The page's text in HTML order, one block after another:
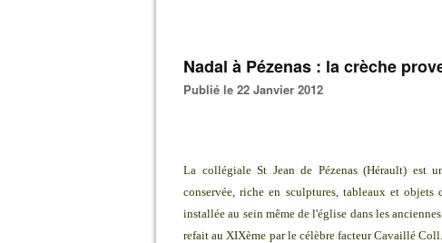
Nadal à Pézenas : la crèche
Publié le 22 Janvier 2012
La collégiale St Jean de Pézenas (Hérault) est
conservée, riche en sculptures, tableaux et
installée au sein même de l'église dans les
refait au XIXème par le célèbre facteur Cavaillé